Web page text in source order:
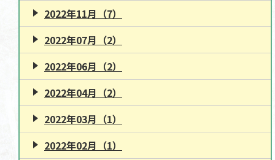
2022年11月（7）
2022年07月（2）
2022年06月（2）
2022年04月（2）
2022年03月（1）
2022年02月（1）